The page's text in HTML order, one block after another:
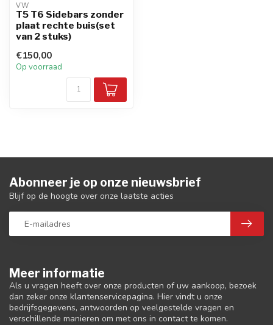
VW
T5 T6 Sidebars zonder
plaat rechte buis(set
van 2 stuks)
€150,00
Op voorraad
Meer informatie
Als u vragen heeft over onze producten of uw aankoop, bezoek
dan zeker onze klantenservicepagina. Hier vindt u onze
bedrijfsgegevens, antwoorden op veelgestelde vragen en
verschillende manieren om met ons in contact te komen.
Abonneer je op onze nieuwsbrief
Blijf op de hoogte over onze laatste acties